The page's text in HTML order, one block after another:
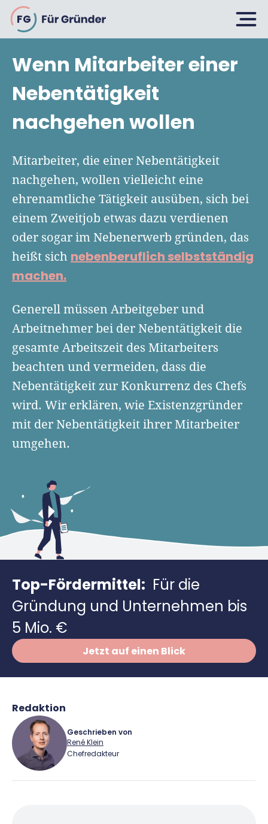
FG
Planen
Selbstständig machen
Bin ich ein Gründer?
Geschäftsmodell entwickeln
Businessplan schreiben
Businessplan-Vorlage & Muster
Finanzplan erstellen
Die besten Gründerkredite
Gründerwettbewerbe finden
Firma gründen: 10 Tipps
UG gründen
GmbH gründen
Geschäftskonto-Vergleich
Unternehmen anmelden
Schutzrechte anmelden
Kleingewerbe anmelden
Unsere Gründungspakete
Wachsen
6 Tipps zum Start
Fördermittelcheck machen
Website erstellen
Rechnung schreiben
Buchhaltung erledigen
Online-Kredit anfragen
Versicherungen
Finanzieren
Gründungszuschuss
Kredit für Existenzgründer
Business Angels
Zuschüsse
Kontokorrenkredit
Flexible Kreditlinie
Tools
Businessplan-Software
Business Model Canvas
Gründertest
Gründungsassistent
Preiskalkulation
Buchhaltungssoftware
Lohnsoftware
Weitere Tools & Vorlagen
Vergleiche
Angebote
Unsere Gründungspakete
Geförderte Beratung
Marke, AGB & Datenschutz
Geschäftskonto eröffnen
Richtig versichern
Steuerberatung
Software
Deals
Wenn Mitarbeiter einer
Nebentätigkeit
nachgehen wollen
Mitarbeiter, die einer Nebentätigkeit
nachgehen, wollen vielleicht eine
ehrenamtliche Tätigkeit ausüben, sich bei
einem Zweitjob etwas dazu verdienen
oder sogar im Nebenerwerb gründen, das
heißt sich nebenberuflich selbstständig
machen.
Generell müssen Arbeitgeber und
Arbeitnehmer bei der Nebentätigkeit die
gesamte Arbeitszeit des Mitarbeiters
beachten und vermeiden, dass die
Nebentätigkeit zur Konkurrenz des Chefs
wird. Wir erklären, wie Existenzgründer
mit der Nebentätigkeit ihrer Mitarbeiter
umgehen.
Top-Fördermittel: Für die
Gründung und Unternehmen bis
5 Mio. €
Jetzt auf einen Blick
Redaktion
Geschrieben von
René Klein
Chefredakteur